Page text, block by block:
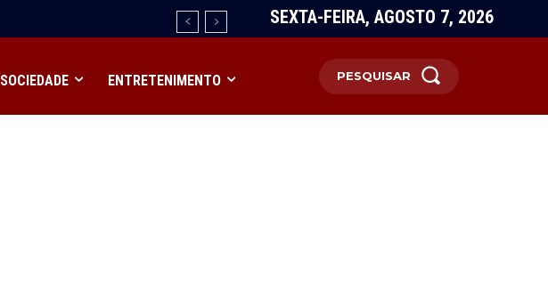
SEXTA-FEIRA, AGOSTO 7, 2026
SOCIEDADE ENTRETENIMENTO PESQUISAR